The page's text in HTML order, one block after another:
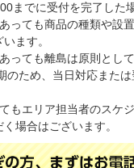
までに受付を完了した
っても商品の種類や設
ます。
っても離島は原則とし
のため、当日対応また
もエリア担当者のスケ
場合はございます。